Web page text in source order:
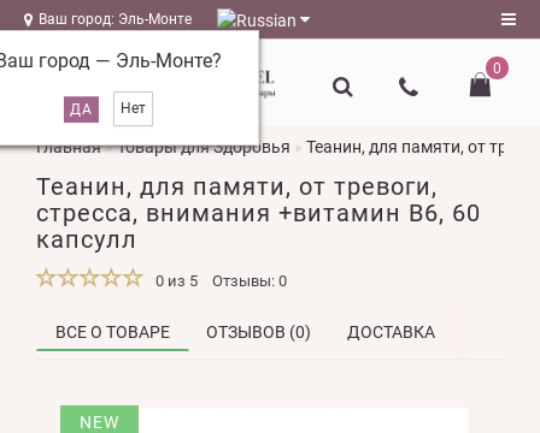
Ваш город: Эль-Монте
город — Эль-Монте?
Регистрация
Авторизация
magazin@l-
naturel.ru
0
Главная Товары для Здоровья Теанин, для памяти, от
Теанин, для памяти, от тревоги,
стресса, внимания +витамин В6, 60
капсулл
0 из 5 Отзывы: 0
ВСЕ О ТОВАРЕ ОТЗЫВОВ (0) ДОСТАВКА
NEW